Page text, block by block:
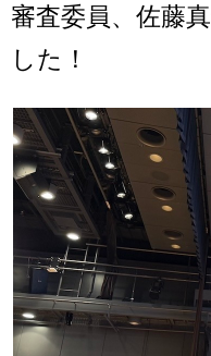
審査委員、佐藤
した！